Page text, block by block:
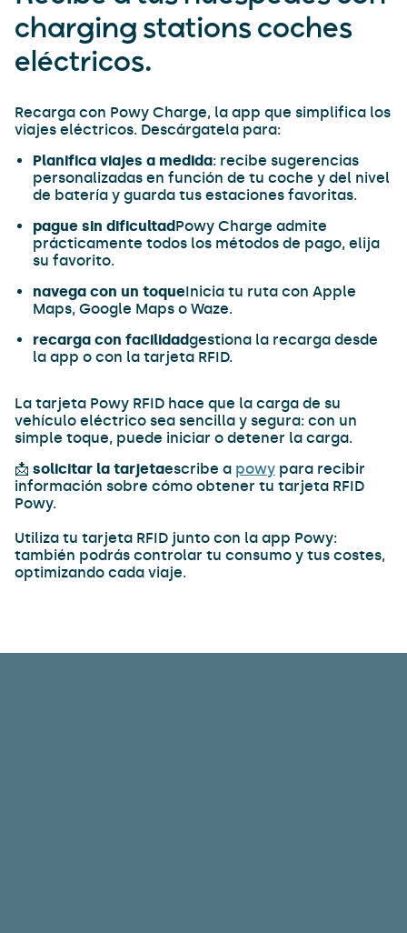
charging stations coches
eléctricos.
Recarga con Powy Charge, la app que simplifica los
viajes eléctricos. Descárgatela para:
Planifica viajes a medida: recibe sugerencias
personalizadas en función de tu coche y del nivel
de batería y guarda tus estaciones favoritas.
pague sin dificultad Powy Charge admite
prácticamente todos los métodos de pago, elija
su favorito.
navega con un toqueInicia tu ruta con Apple
Maps, Google Maps o Waze.
recarga con facilidadgestiona la recarga desde
la app o con la tarjeta RFID.
La tarjeta Powy RFID hace que la carga de su
vehículo eléctrico sea sencilla y segura: con un
simple toque, puede iniciar o detener la carga.
📩 solicitar la tarjetaescribe a powy para recibir
información sobre cómo obtener tu tarjeta RFID
Powy.
Utiliza tu tarjeta RFID junto con la app Powy:
también podrás controlar tu consumo y tus costes,
optimizando cada viaje.